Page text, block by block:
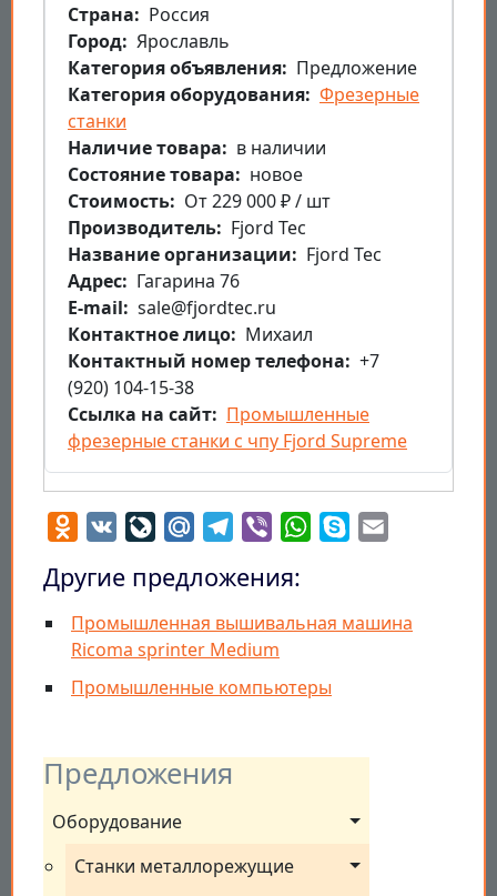
Предложения
Оборудование
Станки металлорежущие
Страна
Россия
Город Ярославль
Категория объявления
Предложение
Категория оборудования Фрезерные
станки
Наличие товара
в наличии
Состояние товара
новое
Стоимость
От 229 000 ₽ / шт
Производитель
Fjord Tec
Название организации
Fjord Tec
Aдрес
Гагарина 76
E-mail
sale@fjordtec.ru
Контактное лицо
Михаил
Контактный номер телефона
+7
(920) 104-15-38
Ссылка на сайт
Промышленные
фрезерные станки с чпу Fjord Supreme
Odnoklassniki
VK LiveJournal
Mail.RuTelegram
Viber WhatsApp
Skype
Другие предложения:
Промышленная вышивальная машина
Ricoma sprinter Medium
Промышленные компьютеры